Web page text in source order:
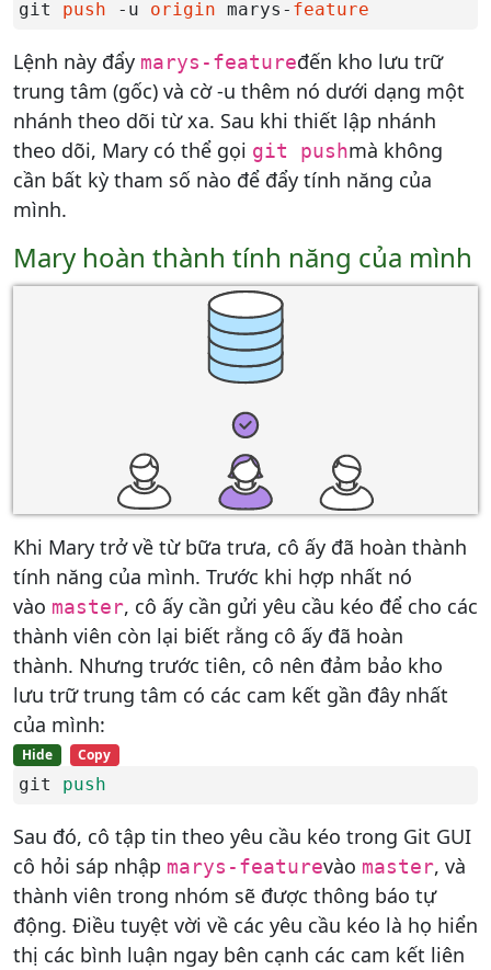
git push -u origin marys- feature
Lệnh này đẩy marys-featuređến kho lưu trữ
trung tâm (gốc) và cờ -u thêm nó dưới dạng một
nhánh theo dõi từ xa. Sau khi thiết lập nhánh
theo dõi, Mary có thể gọi git pushmà không
cần bất kỳ tham số nào để đẩy tính năng của
mình.
Mary hoàn thành tính năng của mình
Khi Mary trở về từ bữa trưa, cô ấy đã hoàn thành
tính năng của mình. Trước khi hợp nhất nó
vào master, cô ấy cần gửi yêu cầu kéo để cho các
thành viên còn lại biết rằng cô ấy đã hoàn
thành. Nhưng trước tiên, cô nên đảm bảo kho
lưu trữ trung tâm có các cam kết gần đây nhất
của mình:
Hide Copy
git push
Sau đó, cô tập tin theo yêu cầu kéo trong Git GUI
cô hỏi sáp nhập marys-featurevào master, và
thành viên trong nhóm sẽ được thông báo tự
động. Điều tuyệt vời về các yêu cầu kéo là họ hiển
thị các bình luận ngay bên cạnh các cam kết liên